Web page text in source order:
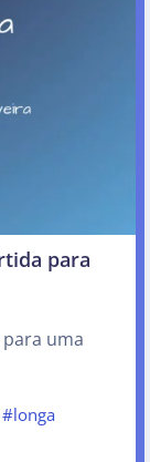
para
uma
#longa